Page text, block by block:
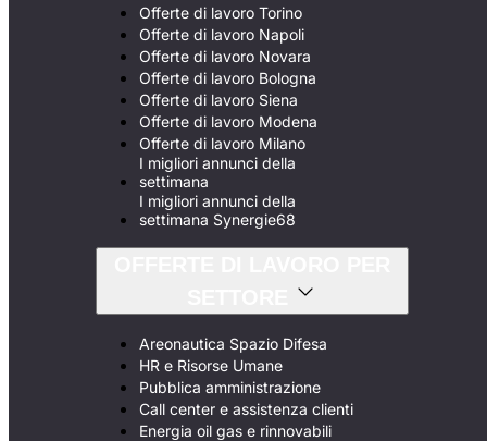
Offerte di lavoro Torino
Offerte di lavoro Napoli
Offerte di lavoro Novara
Offerte di lavoro Bologna
Offerte di lavoro Siena
Offerte di lavoro Modena
Offerte di lavoro Milano
I migliori annunci della
settimana
I migliori annunci della
settimana Synergie68
Areonautica Spazio Difesa
HR e Risorse Umane
Pubblica amministrazione
Call center e assistenza clienti
Energia oil gas e rinnovabili